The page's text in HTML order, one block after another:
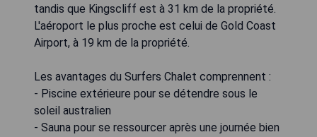
tandis que Kingscliff est à 31 km de la propriété.
L'aéroport le plus proche est celui de Gold Coast
Airport, à 19 km de la propriété.
Les avantages du Surfers Chalet comprennent :
- Piscine extérieure pour se détendre sous le
soleil australien
- Sauna pour se ressourcer après une journée bien